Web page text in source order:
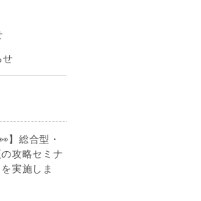
せ
】総合型・
攻略セミナ
実施しま